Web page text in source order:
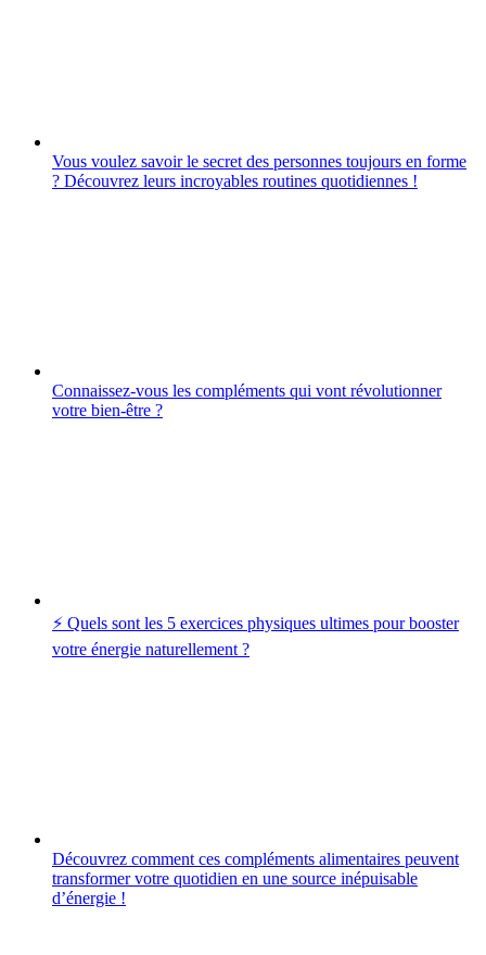
Vous voulez savoir le secret des personnes toujours en forme
? Découvrez leurs incroyables routines quotidiennes !
Connaissez-vous les compléments qui vont révolutionner
votre bien-être ?
⚡️ Quels sont les 5 exercices physiques ultimes pour booster
votre énergie naturellement ?
Découvrez comment ces compléments alimentaires peuvent
transformer votre quotidien en une source inépuisable
d’énergie !